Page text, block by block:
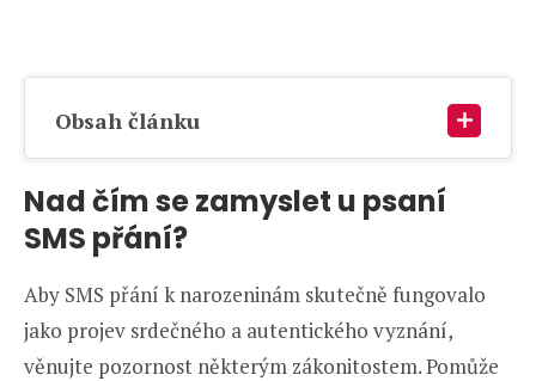
Obsah článku
Nad čím se zamyslet u psaní
SMS přání?
Aby SMS přání k narozeninám skutečně fungovalo
jako projev srdečného a autentického vyznání,
věnujte pozornost některým zákonitostem. Pomůže